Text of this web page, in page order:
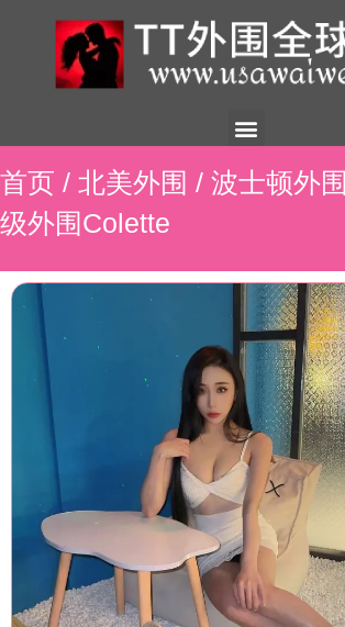
首页 / 北美外围 / 波士顿外围
级外围Colette